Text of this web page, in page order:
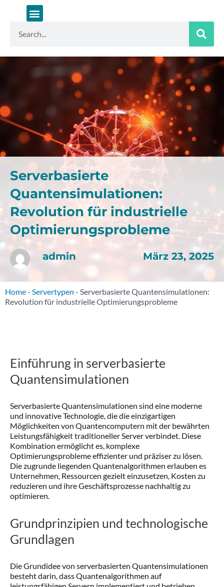
Suche
Serverbasierte
Quantensimulationen:
Revolution für industrielle
Optimierungsprobleme
admin März 23, 2025
Home- Servertypen - Serverbasierte Quantensimulationen:
Revolution für industrielle Optimierungsprobleme
Einführung in serverbasierte
Quantensimulationen
Serverbasierte Quantensimulationen sind eine moderne
und innovative Technologie, die die einzigartigen
Möglichkeiten von Quantencomputern mit der bewährten
Leistungsfähigkeit traditioneller Server verbindet. Diese
Kombination ermöglicht es, komplexe
Optimierungsprobleme effizienter und präziser zu lösen.
Die zugrunde liegenden Quantenalgorithmen erlauben es
Unternehmen, Ressourcen gezielt einzusetzen, Kosten zu
reduzieren und ihre Geschäftsprozesse nachhaltig zu
optimieren.
Grundprinzipien und technologische
Grundlagen
Die Grundidee von serverbasierten Quantensimulationen
besteht darin, dass Quantenalgorithmen auf